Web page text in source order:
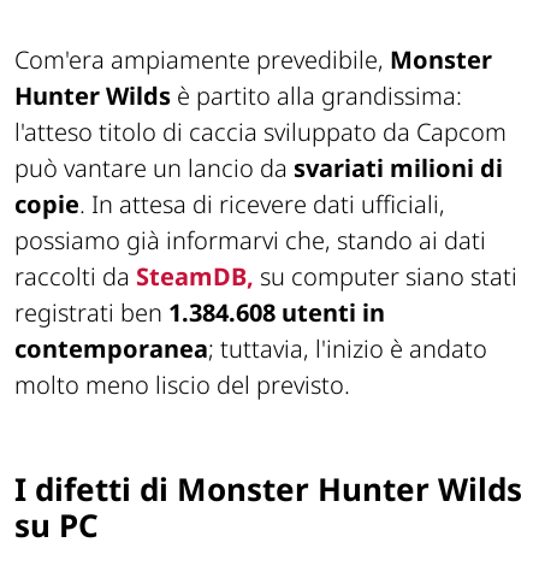
Com'era ampiamente prevedibile, Monster
Hunter Wilds è partito alla grandissima:
l'atteso titolo di caccia sviluppato da Capcom
può vantare un lancio da svariati milioni di
copie. In attesa di ricevere dati ufficiali,
possiamo già informarvi che, stando ai dati
raccolti da SteamDB, su computer siano stati
registrati ben 1.384.608 utenti in
contemporanea; tuttavia, l'inizio è andato
molto meno liscio del previsto.
I difetti di Monster Hunter Wilds
su PC